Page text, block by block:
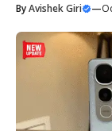
ByAvishek Giri —